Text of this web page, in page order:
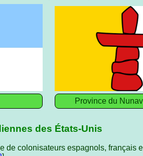
Province du
des États-Unis
de colonisateurs espagnols, français